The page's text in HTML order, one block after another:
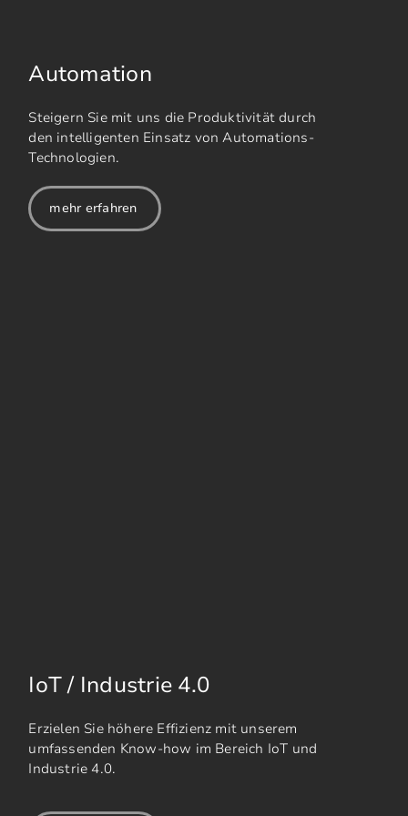
Automation
Steigern Sie mit uns die Produktivität durch
den intelligenten Einsatz von Automations-
Technologien.
mehr erfahren
IoT / Industrie 4.0
Erzielen Sie höhere Effizienz mit unserem
umfassenden Know-how im Bereich IoT und
Industrie 4.0.